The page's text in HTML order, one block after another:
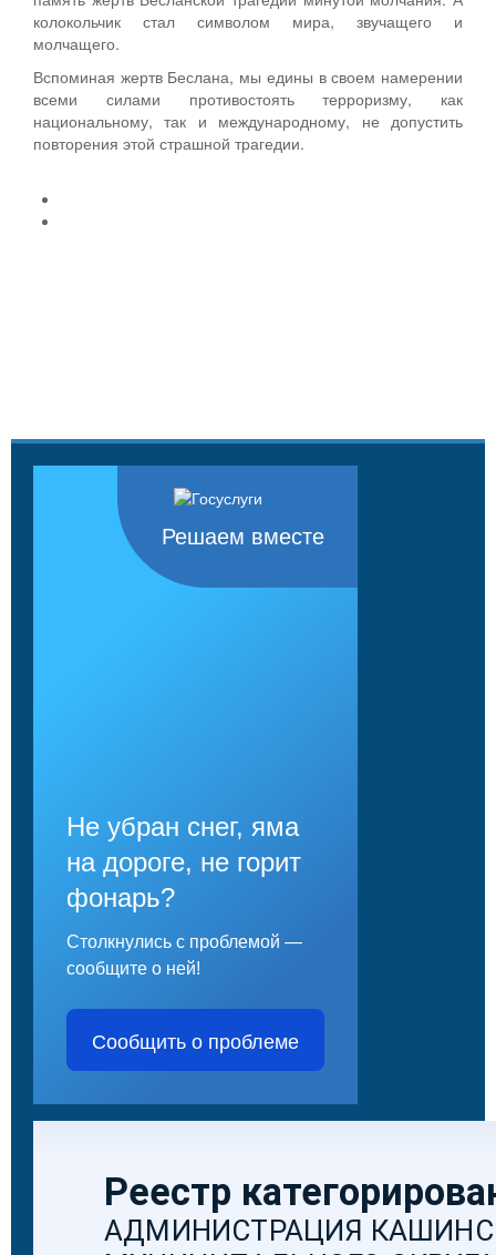
колокольчик стал символом мира, звучащего и
молчащего.
Вспоминая жертв Беслана, мы едины в своем намерении
всеми силами противостоять терроризму, как
национальному, так и международному, не допустить
повторения этой страшной трагедии.
Решаем вместе
Не убран снег, яма
на дороге, не горит
фонарь?
Столкнулись с проблемой —
сообщите о ней!
Сообщить о проблеме